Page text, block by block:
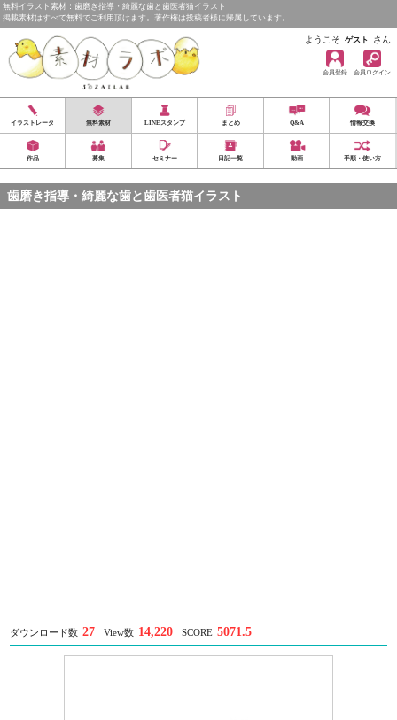
無料イラスト素材：歯磨き指導・綺麗な歯と歯医者猫イラスト
掲載素材はすべて無料でご利用頂けます。著作権は投稿者様に帰属しています。
ようこそ ゲスト さん
会員登録 会員ログイン
イラストレータ 無料素材 LINEスタンプ まとめ Q&A 情報交換
作品 募集 セミナー 日記一覧 動画 手順・使い方
歯磨き指導・綺麗な歯と歯医者猫イラスト
ダウンロード数 27 View数 14,220 SCORE 5071.5